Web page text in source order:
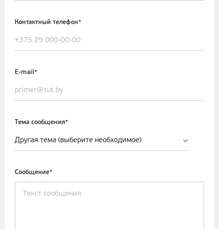
Контактный телефон*
E-mail*
Тема сообщения*
Другая тема (выберите необходимое)
Сообщение*